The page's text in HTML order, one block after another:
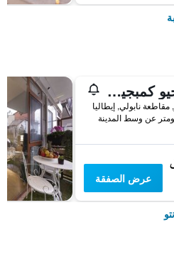
فيلاجيو كمبجيو سانتا فورتوناتا كامبوجايو
مقاطعة نابولي, إيطاليا
عرض الصفقة